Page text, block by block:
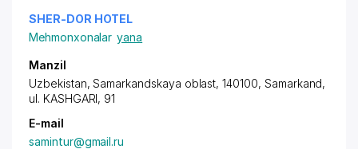
SHER-DOR HOTEL
Mehmonxonalar yana
Manzil
Uzbekistan, Samarkandskaya oblast, 140100, Samarkand,
ul. KASHGARI, 91
E-mail
samintur@gmail.ru